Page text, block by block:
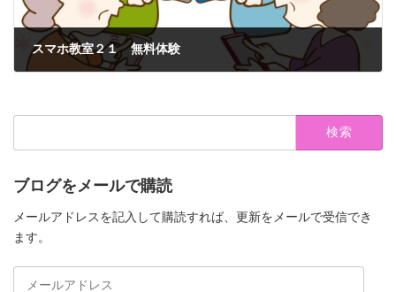
スマホ教室２１ 無料体験
検
ブログをメールで購読
メールアドレスを記入して購読すれば、更新をメールで受信でき
ます。